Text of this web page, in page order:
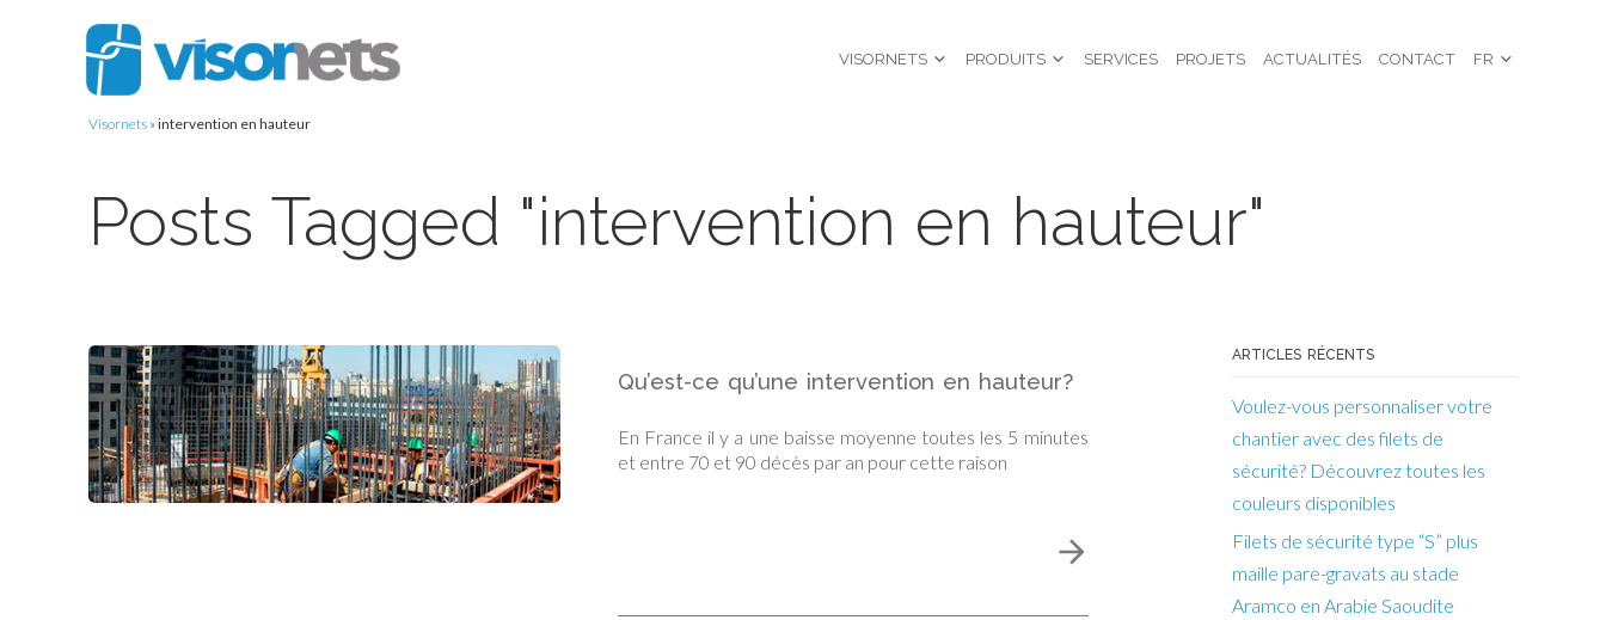
VISORNETS PRODUITS SERVICES PROJETS ACTUALITÉS CONTACT FR
Visornets »intervention en hauteur
Posts Tagged "intervention en hauteur"
Qu’est-ce qu’une intervention en hauteur?
En France il y a une baisse moyenne toutes les 5 minutes
et entre 70 et 90 décès par an pour cette raison
ARTICLES RÉCENTS
Voulez-vous personnaliser votre
chantier avec des filets de
sécurité? Découvrez toutes les
couleurs disponibles
Filets de sécurité type “S” plus
maille pare-gravats au stade
Aramco en Arabie Saoudite